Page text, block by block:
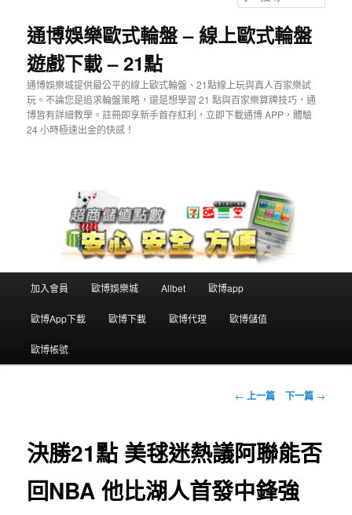
通博娛樂歐式輪盤 – 線上歐式輪盤
遊戲下載 – 21點
通博娛樂城提供最公平的線上歐式輪盤、21點線上玩與真人百家樂試
玩。不論您是追求輪盤策略，還是想學習 21 點與百家樂算牌技巧，通
博皆有詳細教學。註冊即享新手首存紅利，立即下載通博 APP，體驗
24 小時極速出金的快感！
尋
加入會員 歐博娛樂城 Allbet 歐博app
歐博App下載 歐博下載 歐博代理 歐博儲值
歐博帳號
文
覽
← 上一篇 下一篇 →
決勝21點 美毬迷熱議阿聯能否
回NBA 他比湖人首發中鋒強